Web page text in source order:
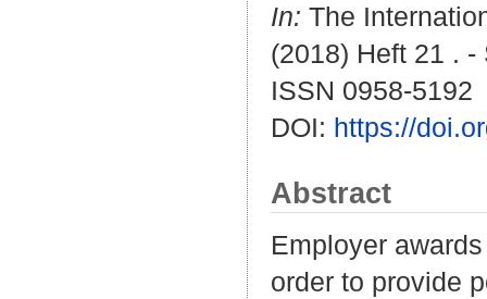
In: The
(2018) Heft 21 . -
ISSN 0958-5192
DOI: https://
Abstract
Employer
order to provide